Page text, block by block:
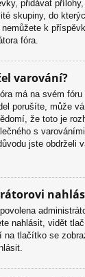
přidávat
skupiny, do
k
fóra.
varování?
má na svém
porušíte, může
že toto je
s
jste obdrželi
nahlásit, vidět
na tlačítko se